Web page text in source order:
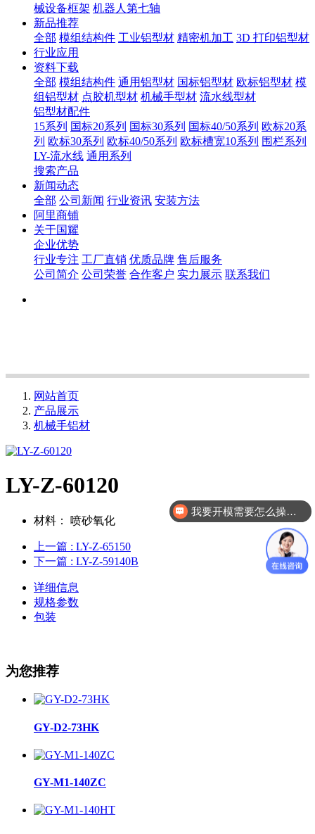
械设备框架 机器人第七轴
新品推荐
全部 模组结构件 工业铝型材 精密机加工 3D 打印铝型材
行业应用
资料下载
全部 模组结构件 通用铝型材 国标铝型材 欧标铝型材 模
组铝型材 点胶机型材 机械手型材 流水线型材
铝型材配件
15系列 国标20系列 国标30系列 国标40/50系列 欧标20系
列 欧标30系列 欧标40/50系列 欧标槽宽10系列 围栏系列
LY-流水线 通用系列
搜索产品
新闻动态
全部 公司新闻 行业资讯 安装方法
阿里商铺
关于国耀
企业优势
行业专注 工厂直销 优质品牌 售后服务
公司简介 公司荣誉 合作客户 实力展示 联系我们
网站首页
产品展示
机械手铝材
LY-Z-60120
材料： 喷砂氧化
上一篇 : LY-Z-65150
下一篇 : LY-Z-59140B
详细信息
规格参数
包装
为您推荐
GY-D2-73HK
GY-M1-140ZC
我要开模需要怎么操作？